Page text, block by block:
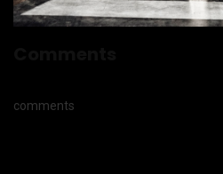
comments